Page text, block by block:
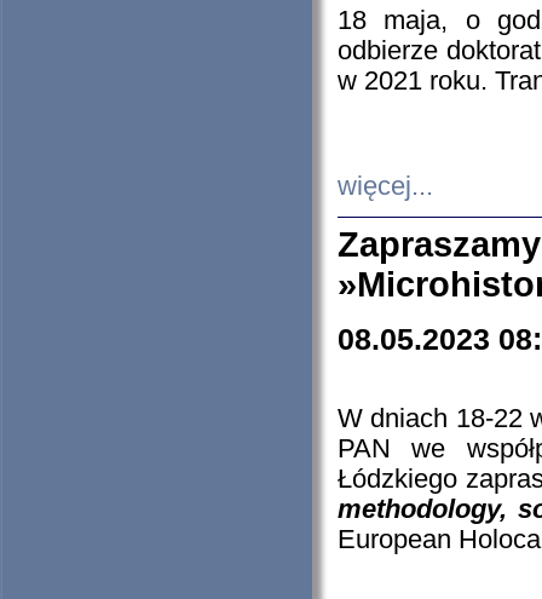
18 maja, o
odbierze
w 2021 roku.
więcej...
08.05.2023
W dniach 18-22
PAN we
Łódzkiego
methodology,
European